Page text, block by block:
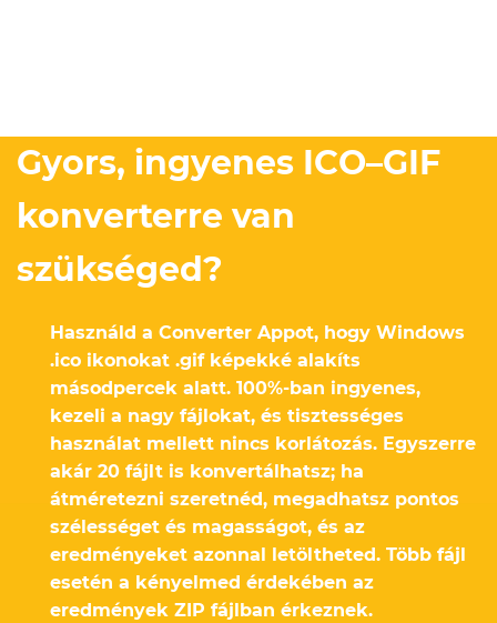
Gyors, ingyenes ICO–GIF
konverterre van
szükséged?
Használd a Converter Appot, hogy Windows
.ico ikonokat .gif képekké alakíts
másodpercek alatt. 100%-ban ingyenes,
kezeli a nagy fájlokat, és tisztességes
használat mellett nincs korlátozás. Egyszerre
akár 20 fájlt is konvertálhatsz; ha
átméretezni szeretnéd, megadhatsz pontos
szélességet és magasságot, és az
eredményeket azonnal letöltheted. Több fájl
esetén a kényelmed érdekében az
eredmények ZIP fájlban érkeznek.